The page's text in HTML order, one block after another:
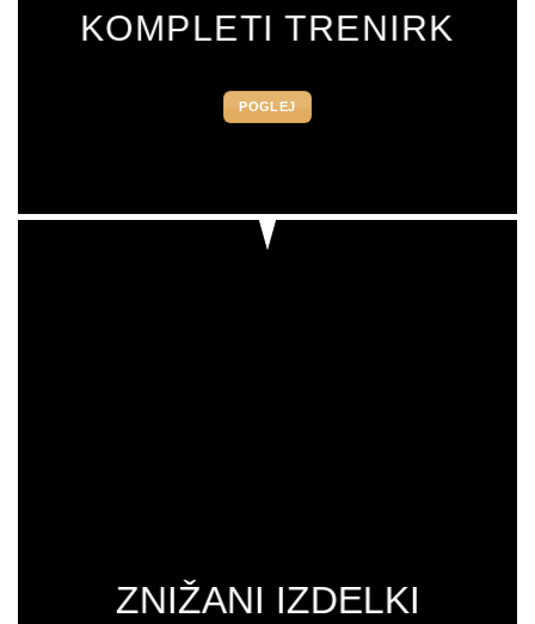
KOMPLETI TRENIRK
POGLEJ
ZNIŽANI IZDELKI